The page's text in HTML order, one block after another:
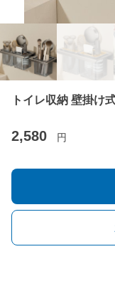
トイレ収納 壁掛け
2,580 円